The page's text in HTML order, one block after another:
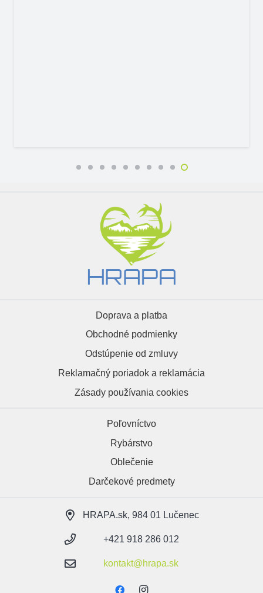
Doprava a platba
Obchodné podmienky
Odstúpenie od zmluvy
Reklamačný poriadok a reklamácia
Zásady používania cookies
Poľovníctvo
Rybárstvo
Oblečenie
Darčekové predmety
HRAPA.sk, 984 01 Lučenec
+421 918 286 012
kontakt@hrapa.sk